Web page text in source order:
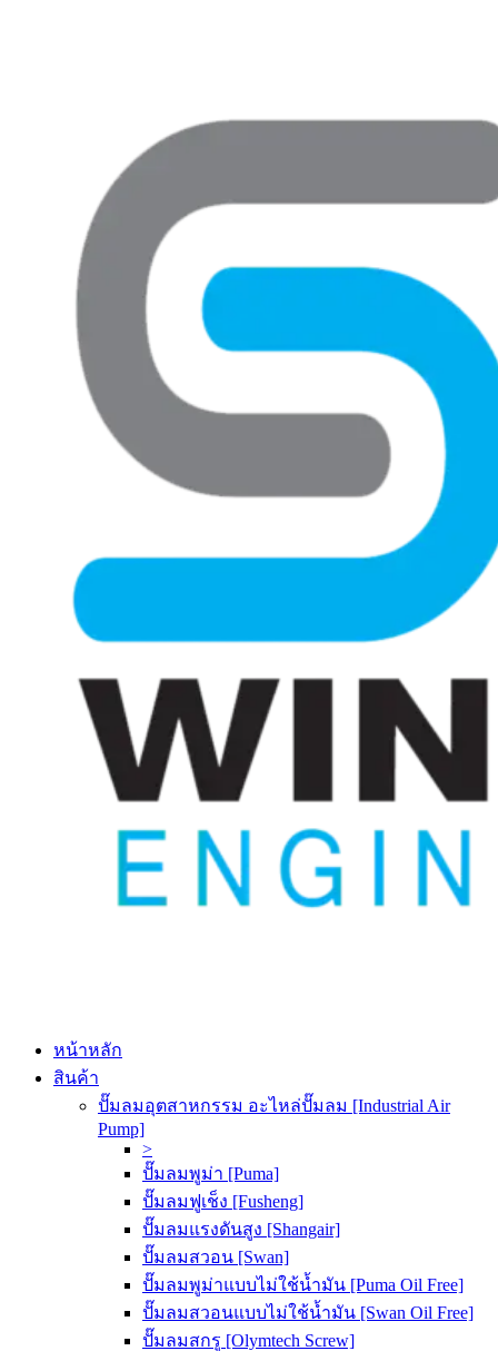
หน้าหลัก
สินค้า
ปั๊มลมอุตสาหกรรม อะไหล่ปั๊มลม [Industrial Air
Pump]
>
ปั๊มลมพูม่า [Puma]
ปั๊มลมฟูเช็ง [Fusheng]
ปั๊มลมแรงดันสูง [Shangair]
ปั๊มลมสวอน [Swan]
ปั๊มลมพูม่าแบบไม่ใช้น้ำมัน [Puma Oil Free]
ปั๊มลมสวอนแบบไม่ใช้น้ำมัน [Swan Oil Free]
ปั๊มลมสกรู [Olymtech Screw]